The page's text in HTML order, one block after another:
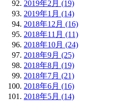
2019年2月 (19)
2019年1月 (14)
2018年12月 (16)
2018年11月 (11)
2018年10月 (24)
2018年9月 (25)
2018年8月 (19)
2018年7月 (21)
2018年6月 (16)
2018年5月 (14)